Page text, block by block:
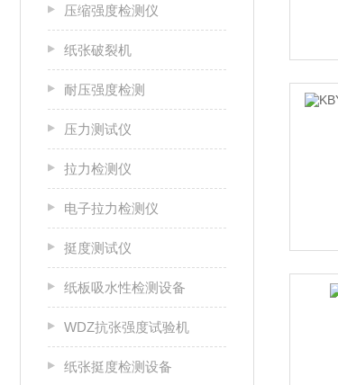
压缩强度检测仪
纸张破裂机
耐压强度检测
压力测试仪
拉力检测仪
电子拉力检测仪
挺度测试仪
纸板吸水性检测设备
WDZ抗张强度试验机
纸张挺度检测设备